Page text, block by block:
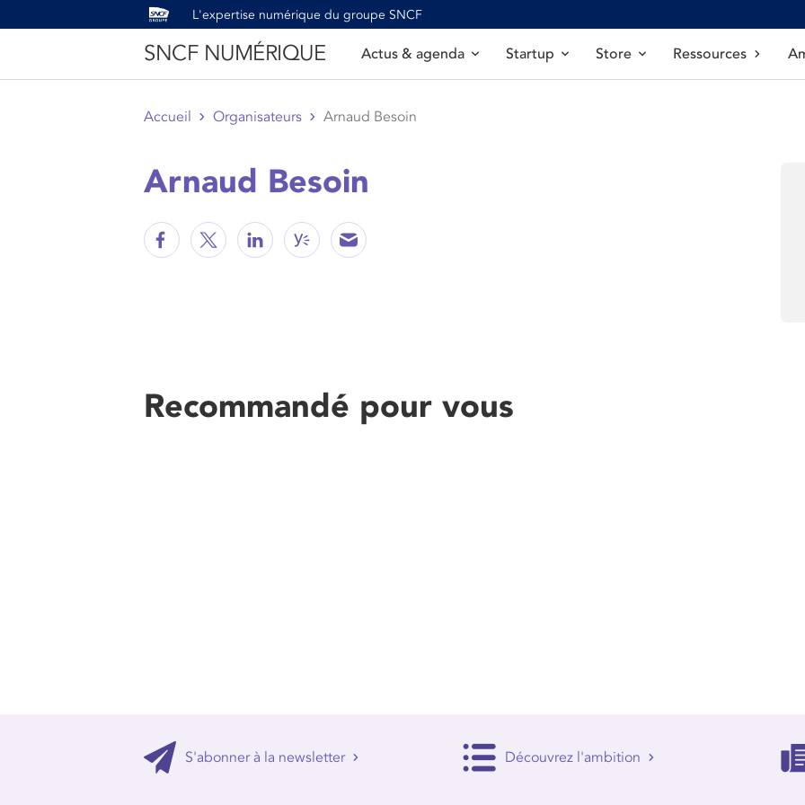
L'expertise numérique du groupe SNCF
SNCF NUMÉRIQUE Actus & agenda Startup Store Ressources
Accueil Organisateurs Arnaud Besoin
Arnaud Besoin
Recommandé pour vous
S'abonner à la newsletter Découvrez l'ambition